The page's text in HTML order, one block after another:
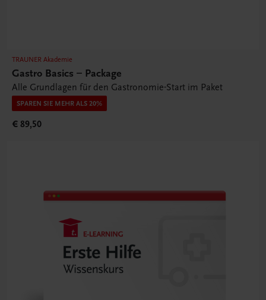
TRAUNER Akademie
Gastro Basics – Package
Alle Grundlagen für den Gastronomie-Start im Paket
SPAREN SIE MEHR ALS 20%
€ 89,50